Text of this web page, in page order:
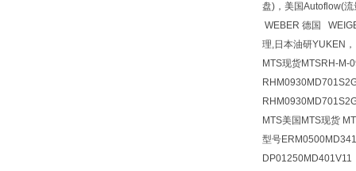
盘)，美国Autoflow(
WEBER 德国
理,日本油研YUKEN
MTS现货MTSRH-M-
MTS美国MTS现货
型号